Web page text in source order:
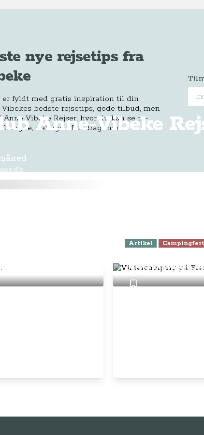
nye rejsetips fra
er fyldt med gratis inspiration til din
bedste rejsetips, gode tilbud, men
Anne Vibeke Rejser, hvor du kan se tv-
længde, deltage i foredrag mm.
Anne-Vibeke
pr. halve år
nord til syd
Artikel